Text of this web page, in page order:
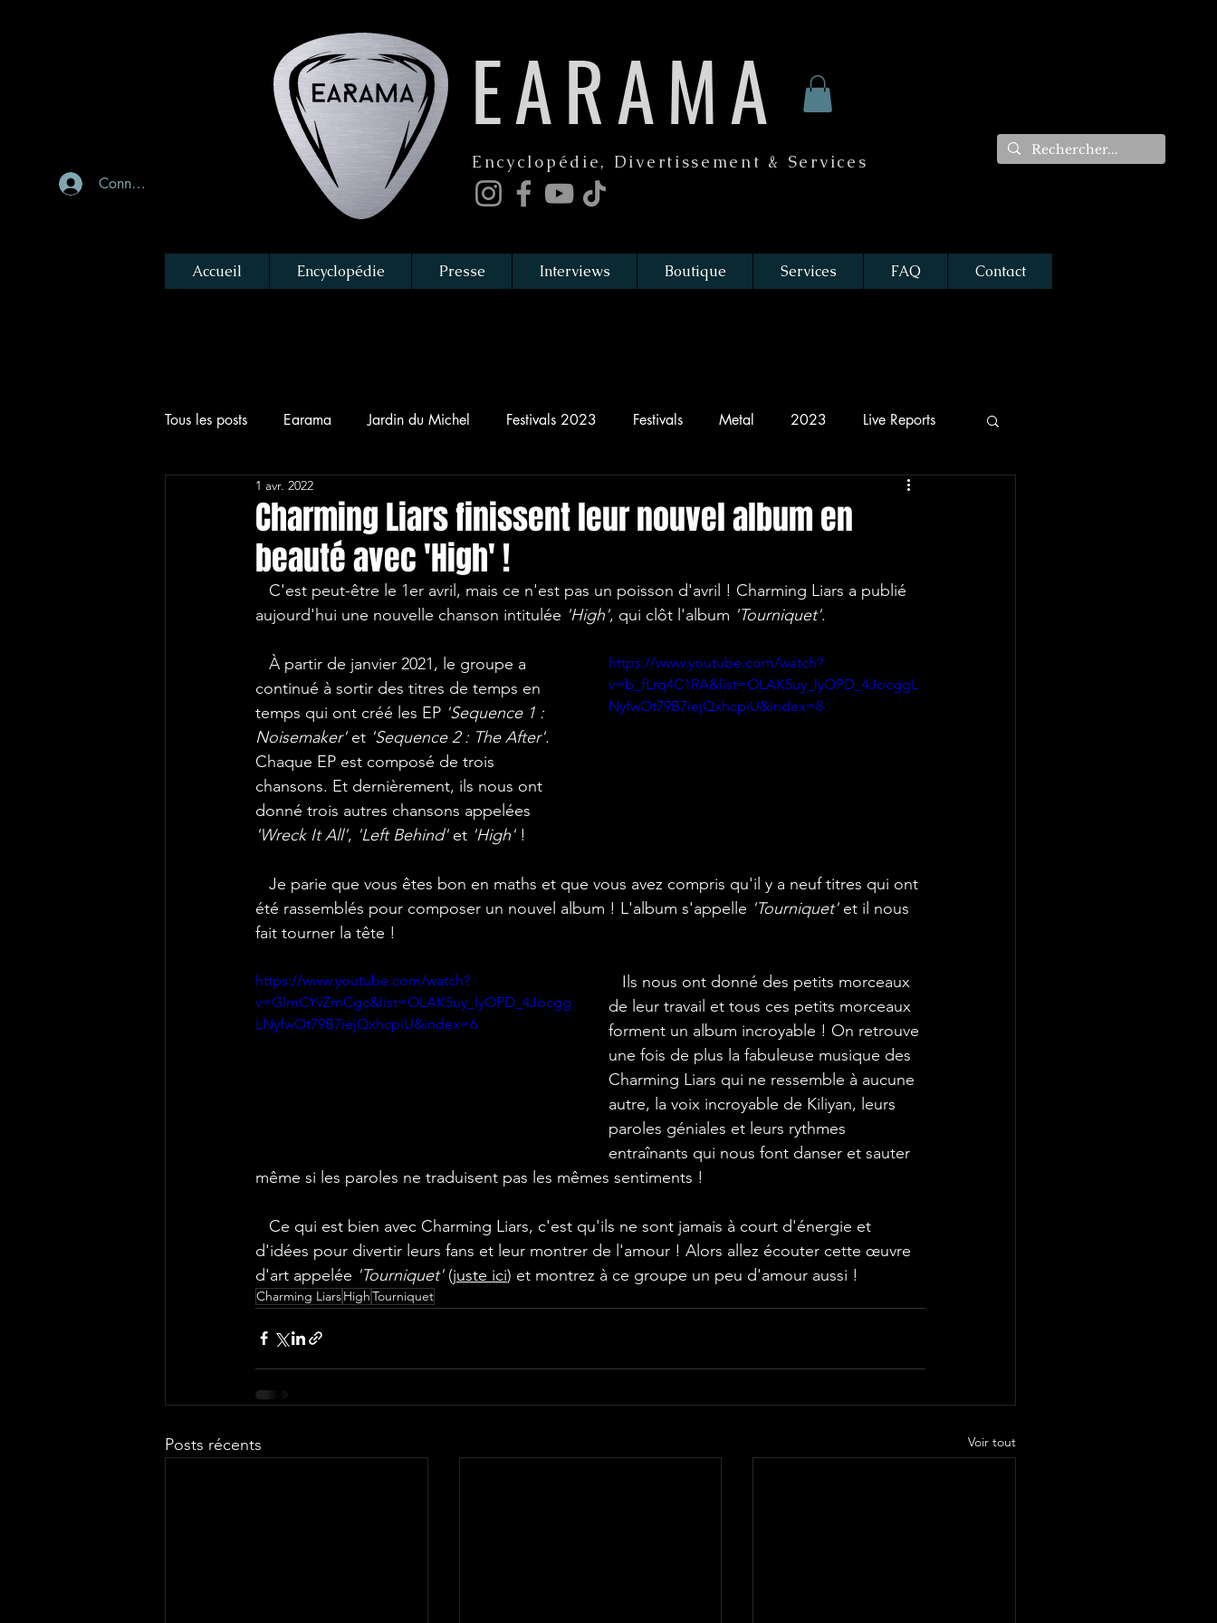
Connexion
EARAMA
Encyclopédie, Divertissement & Services
Accueil Encyclopédie Presse Interviews Boutique Services FAQ Contact
Tous les posts Earama Jardin du Michel Festivals 2023 Festivals Metal 2023 Live Reports
News
Hardcore Alt
Charming Liars finissent leur nouvel album en
beauté avec 'High' !
1 avr. 2022
aujourd'hui une nouvelle chanson intitulée 'High', qui clôt l'album 'Tourniquet'.
https://www.youtube.com/watch?
v=b_fLrq4C1RA&list=OLAK5uy_lyOPD_4JocggL
NyfwOt79B7iejQxhcpiU&index=8
continué à sortir des titres de temps en
temps qui ont créé les EP 'Sequence 1 :
Noisemaker' et 'Sequence 2 : The After'.
Chaque EP est composé de trois
chansons. Et dernièrement, ils nous ont
donné trois autres chansons appelées
'Wreck It All', 'Left Behind' et 'High' !
été rassemblés pour composer un nouvel album ! L'album s'appelle 'Tourniquet' et il nous
fait tourner la tête !
https://www.youtube.com/watch?
v=GlmCYvZmCgc&list=OLAK5uy_lyOPD_4Jocgg
LNyfwOt79B7iejQxhcpiU&index=6
de leur travail et tous ces petits morceaux
forment un album incroyable ! On retrouve
une fois de plus la fabuleuse musique des
Charming Liars qui ne ressemble à aucune
autre, la voix incroyable de Kiliyan, leurs
paroles géniales et leurs rythmes
entraînants qui nous font danser et sauter
même si les paroles ne traduisent pas les mêmes sentiments !
d'idées pour divertir leurs fans et leur montrer de l'amour ! Alors allez écouter cette œuvre
d'art appelée 'Tourniquet' (juste ici) et montrez à ce groupe un peu d'amour aussi !
Charming LiarsHighTourniquet
Posts récents Voir tout